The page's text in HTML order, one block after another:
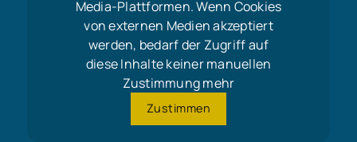
Media-Plattformen. Wenn Cookies
von externen Medien akzeptiert
werden, bedarf der Zugriff auf
diese Inhalte keiner manuellen
Zustimmung mehr
Zustimmen